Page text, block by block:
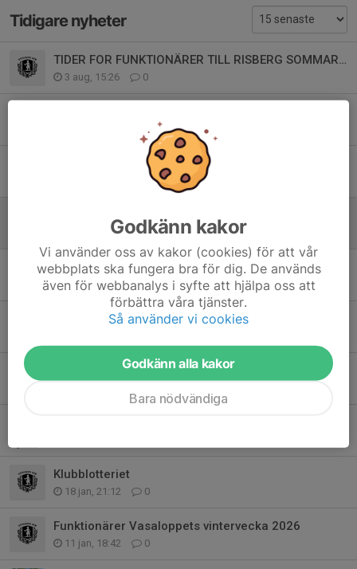
Tidigare nyheter
TIDER FOR FUNKTIONÄRER TILL RISBERG SOMMAREN 2026
3 aug, 15:26 0
0
Motionsbingo sommaren 2026
0
25 maj, 19:51 0
INSTÄLLD TÄVLING
15 feb, 10:14 0
Uppskjuten tid Lilla Venjansloppet
Venjans AIK inbjuder till Lilla Venjansloppet 2026
Klubblotteriet
18 jan, 21:12 0
Funktionärer Vasaloppets vintervecka 2026
11 jan, 18:42 0
Godkänn kakor
Vi använder oss av kakor (cookies) för att vår
webbplats ska fungera bra för dig. De används
även för webbanalys i syfte att hjälpa oss att
förbättra våra tjänster.
Så använder vi cookies
Godkänn alla kakor
Bara nödvändiga